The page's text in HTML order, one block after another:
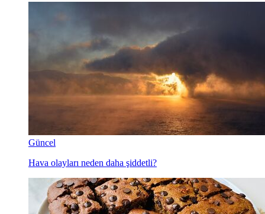
Güncel
Hava olayları neden daha şiddetli?